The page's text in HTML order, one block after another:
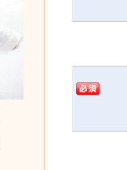
連
ま